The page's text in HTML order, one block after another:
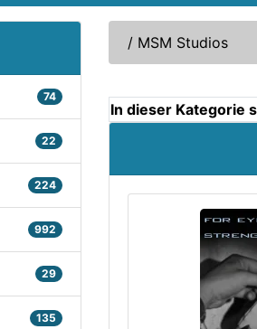
74
22
224
992
29
135
/ MSM Studios
In dieser Kategorie